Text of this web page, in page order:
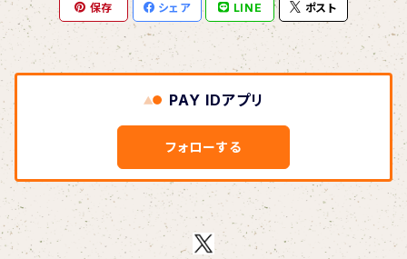
BOAR HUNTER
bud&harbor
Bulbs Of Passion
B玉
Calme Adiction
保存 シェア LINE ポスト
PAY IDアプリ
フォローする